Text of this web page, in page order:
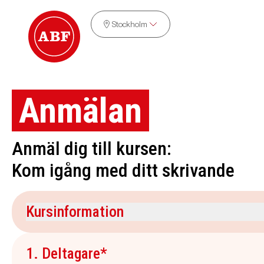
Stockholm
Anmälan
Anmäl dig till kursen:
Kom igång med ditt skrivande
Kursinformation
Kursdatum
7 november 2026
1. Deltagare*